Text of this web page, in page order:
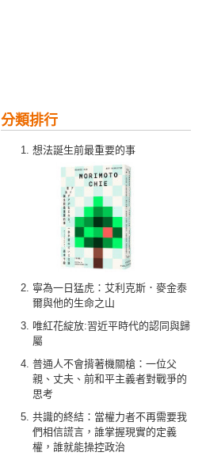
分類排行
想法誕生前最重要的事
寧為一日猛虎：艾利克斯．麥金泰
爾與他的生命之山
唯紅花綻放:習近平時代的認同與歸
屬
普通人不會揹著機關槍：一位父
親、丈夫、前和平主義者對戰爭的
思考
共識的終結：當權力者不再需要我
們相信謊言，誰掌握現實的定義
權，誰就能操控政治